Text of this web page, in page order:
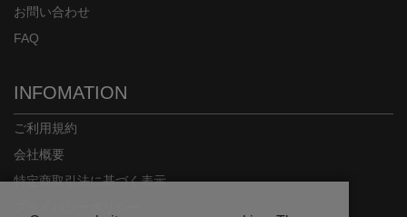
お問い合わせ
FAQ
INFOMATION
ご利用規約
会社概要
特定商取引法に基づく表示